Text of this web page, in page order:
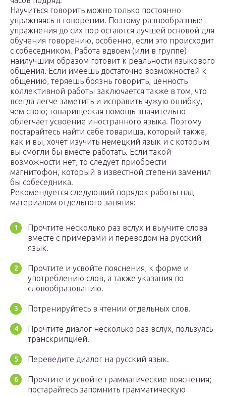
Научиться говорить можно только постоянно
упражняясь в говорении. Поэтому разнообразные
упражнения до сих пор остаются лучшей основой для
обучения говорению, особенно, если это происходит
с собеседником. Работа вдвоем (или в группе)
наилучшим образом готовит к реальности языкового
общения. Если имеешь достаточно возможностей к
общению, теряешь боязнь говорить, ценность
коллективной работы заключается также в том, что
всегда легче заметить и исправить чужую ошибку,
чем свою; товарищеская помощь значительно
облегчает усвоение иностранного языка. Поэтому
постарайтесь найти себе товарища, который также,
как и вы, хочет изучить немецкий язык и с которым
вы смогли бы вместе работать. Если такой
возможности нет, то следует приобрести
магнитофон, который в известной степени заменил
бы собеседника.
Рекомендуется следующий порядок работы над
материалом отдельного занятия:
Прочтите несколько раз вслух и выучите слова
вместе с примерами и переводом на русский
язык.
Прочтите и усвойте пояснения, к форме и
употреблению слов, а также указания по
словообразованию.
Потренируйтесь в чтении отдельных слов.
Прочтите диалог несколько раз вслух, пользуясь
транскрипцией.
Переведите диалог на русский язык.
Прочтите и усвойте грамматические пояснения;
постарайтесь запомнить грамматическую